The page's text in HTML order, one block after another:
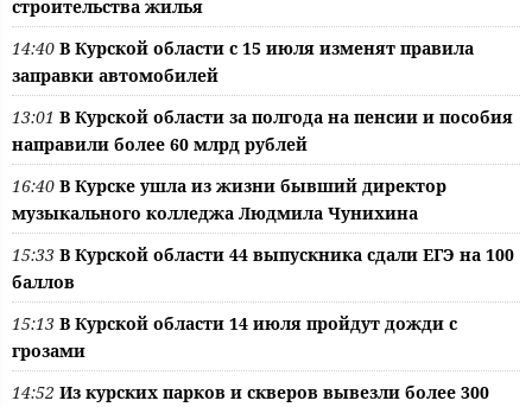
строительства жилья
14:40 В Курской области с 15 июля изменят правила
заправки автомобилей
13:01 В Курской области за полгода на пенсии и пособия
направили более 60 млрд рублей
16:40 В Курске ушла из жизни бывший директор
музыкального колледжа Людмила Чунихина
15:33 В Курской области 44 выпускника сдали ЕГЭ на 100
баллов
15:13 В Курской области 14 июля пройдут дожди с
грозами
14:52 Из курских парков и скверов вывезли более 300